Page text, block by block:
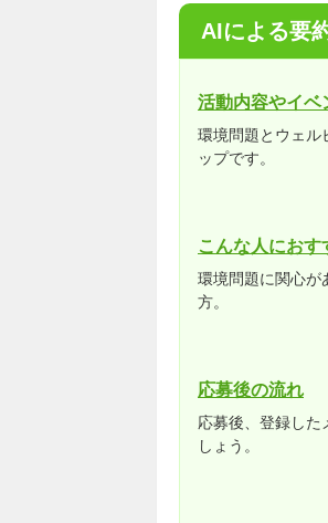
AIによる要
活動内容やイベ
環境問題とウェル
ップです。
こんな人におす
環境問題に関心が
方。
応募後の流れ
応募後、登録した
しょう。